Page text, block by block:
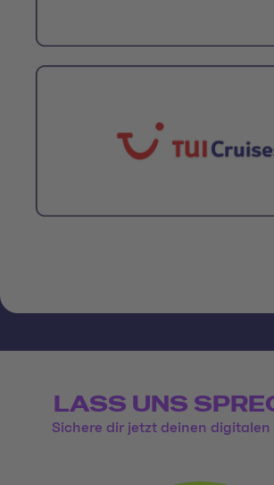
LASS UNS
Sichere dir jetzt deinen digitalen